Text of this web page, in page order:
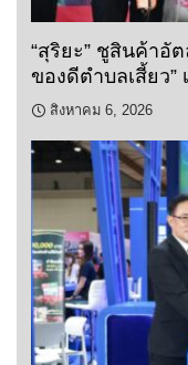
“สุริยะ” ชูสินค้าอั
ของดีตำบลเสี้ยว”
สิงหาคม 6, 2026